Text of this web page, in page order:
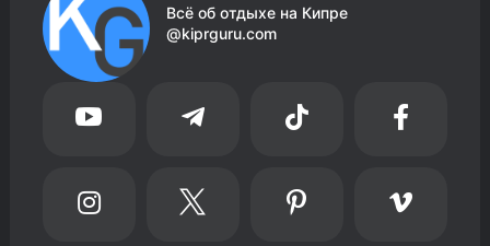
Всё об отдыхе на Кипре
@kiprguru.com
   
   